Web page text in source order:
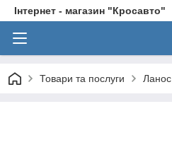
Інтернет - магазин "Кросавто"
Товари та послуги Ланос